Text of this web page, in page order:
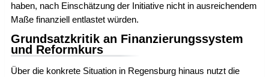
haben, nach Einschätzung der Initiative nicht in ausreichendem
Maße finanziell entlastet würden.
Grundsatzkritik an Finanzierungssystem
und Reformkurs
Über die konkrete Situation in Regensburg hinaus nutzt die